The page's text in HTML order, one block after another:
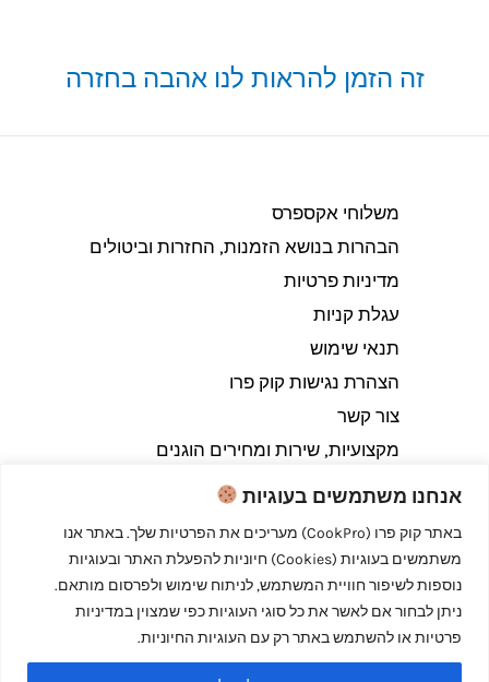
אנחנו משתמשים בעוגיות
באתר קוק פרו (CookPro) מעריכים את הפרטיות שלך. באתר אנו
משתמשים בעוגיות (Cookies) חיוניות להפעלת האתר ובעוגיות
נוספות לשיפור חוויית המשתמש, לניתוח שימוש ולפרסום מותאם.
ניתן לבחור אם לאשר את כל סוגי העוגיות כפי שמצוין במדיניות
פרטיות או להשתמש באתר רק עם העוגיות החיוניות.
זה הזמן להראות לנו אהבה בחזרה
משלוחי אקספרס
הבהרות בנושא הזמנות, החזרות וביטולים​
מדיניות פרטיות
עגלת קניות
תנאי שימוש
הצהרת נגישות קוק פרו
צור קשר
מקצועיות, שירות ומחירים הוגנים
Copyright © 2026 קוק פרו - לבשל כמו מקצוענים